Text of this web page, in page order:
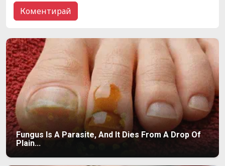
Fungus Is A Parasite, And It Dies From A Drop Of
Plain...